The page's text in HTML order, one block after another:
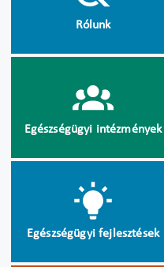
Rólunk
Egészségügyi intézmények
Egészségügyi fejlesztések